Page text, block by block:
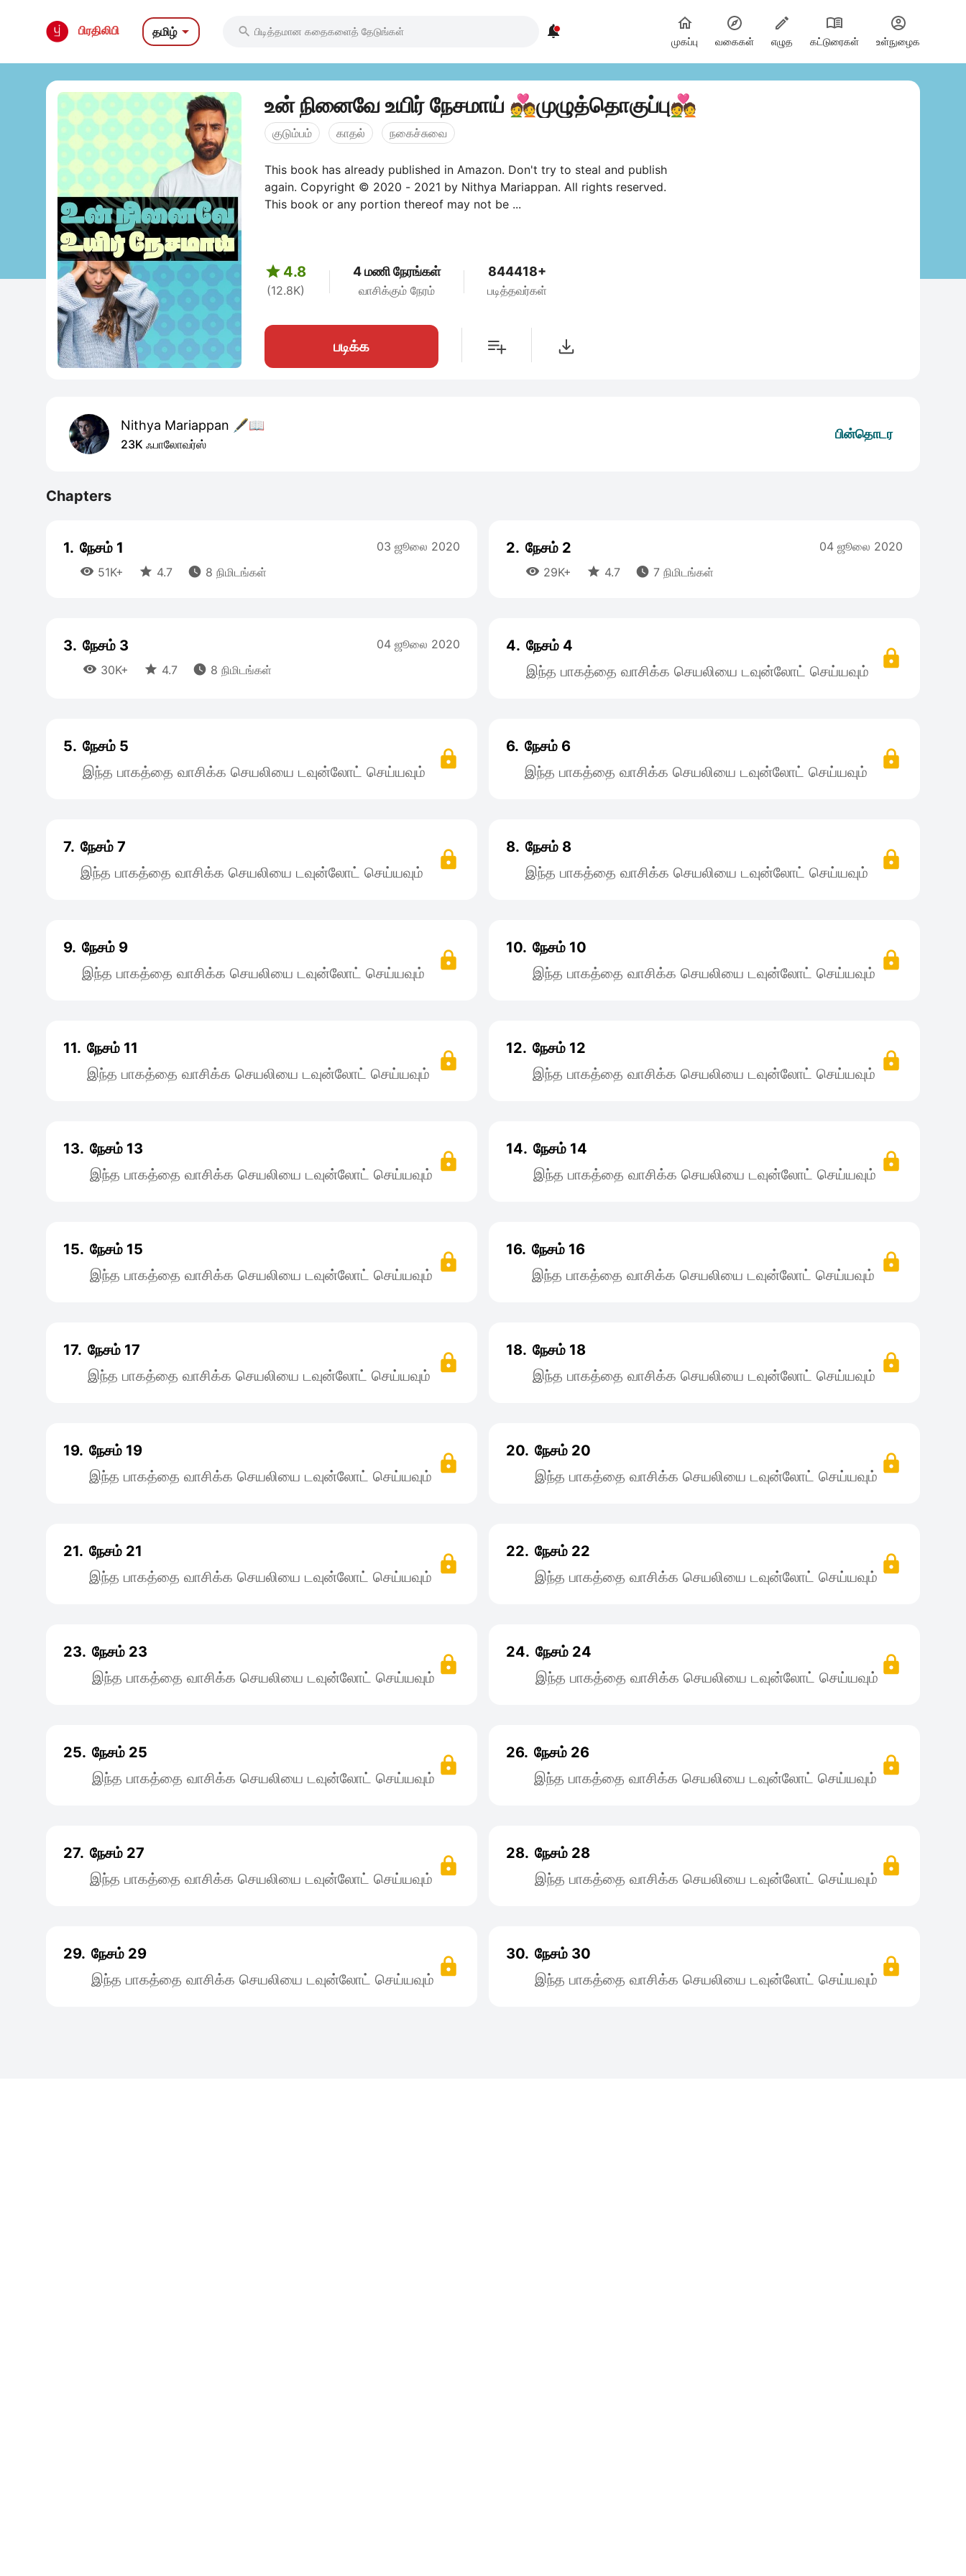
பிரதிலிபி தமிழ்  
முகப்பு வகைகள் எழுத கட்டுரைகள் உள்நுழைக
உன் நினைவே உயிர் நேசமாய் 💑முழுத்தொகுப்பு💑
குடும்பம் காதல் நகைச்சுவை
This book has already published in Amazon. Don't try to steal and publish
again. Copyright © 2020 - 2021 by Nithya Mariappan. All rights reserved.
This book or any portion thereof may not be ...
 4.8
(12.8K)
4 மணி நேரங்கள்
வாசிக்கும் நேரம்
844418+
படித்தவர்கள்
படிக்க
Nithya Mariappan 🖋️📖
23K ஃபாலோவர்ஸ்
பின்தொடர
Chapters
1. நேசம் 1
 51K+  4.7  8 நிமிடங்கள்
03 ஜூலை 2020 2. நேசம் 2
 29K+  4.7  7 நிமிடங்கள்
04 ஜூலை 2020
3. நேசம் 3
 30K+  4.7  8 நிமிடங்கள்
04 ஜூலை 2020 4. நேசம் 4
இந்த பாகத்தை வாசிக்க செயலியை டவுன்லோட் செய்யவும்
5. நேசம் 5
இந்த பாகத்தை வாசிக்க செயலியை டவுன்லோட் செய்யவும்
6. நேசம் 6
இந்த பாகத்தை வாசிக்க செயலியை டவுன்லோட் செய்யவும்
7. நேசம் 7
இந்த பாகத்தை வாசிக்க செயலியை டவுன்லோட் செய்யவும்
8. நேசம் 8
இந்த பாகத்தை வாசிக்க செயலியை டவுன்லோட் செய்யவும்
9. நேசம் 9
இந்த பாகத்தை வாசிக்க செயலியை டவுன்லோட் செய்யவும்
10. நேசம் 10
இந்த பாகத்தை வாசிக்க செயலியை டவுன்லோட் செய்யவும்
11. நேசம் 11
இந்த பாகத்தை வாசிக்க செயலியை டவுன்லோட் செய்யவும்
12. நேசம் 12
இந்த பாகத்தை வாசிக்க செயலியை டவுன்லோட் செய்யவும்
13. நேசம் 13
இந்த பாகத்தை வாசிக்க செயலியை டவுன்லோட் செய்யவும்
14. நேசம் 14
இந்த பாகத்தை வாசிக்க செயலியை டவுன்லோட் செய்யவும்
15. நேசம் 15
இந்த பாகத்தை வாசிக்க செயலியை டவுன்லோட் செய்யவும்
16. நேசம் 16
இந்த பாகத்தை வாசிக்க செயலியை டவுன்லோட் செய்யவும்
17. நேசம் 17
இந்த பாகத்தை வாசிக்க செயலியை டவுன்லோட் செய்யவும்
18. நேசம் 18
இந்த பாகத்தை வாசிக்க செயலியை டவுன்லோட் செய்யவும்
19. நேசம் 19
இந்த பாகத்தை வாசிக்க செயலியை டவுன்லோட் செய்யவும்
20. நேசம் 20
இந்த பாகத்தை வாசிக்க செயலியை டவுன்லோட் செய்யவும்
21. நேசம் 21
இந்த பாகத்தை வாசிக்க செயலியை டவுன்லோட் செய்யவும்
22. நேசம் 22
இந்த பாகத்தை வாசிக்க செயலியை டவுன்லோட் செய்யவும்
23. நேசம் 23
இந்த பாகத்தை வாசிக்க செயலியை டவுன்லோட் செய்யவும்
24. நேசம் 24
இந்த பாகத்தை வாசிக்க செயலியை டவுன்லோட் செய்யவும்
25. நேசம் 25
இந்த பாகத்தை வாசிக்க செயலியை டவுன்லோட் செய்யவும்
26. நேசம் 26
இந்த பாகத்தை வாசிக்க செயலியை டவுன்லோட் செய்யவும்
27. நேசம் 27
இந்த பாகத்தை வாசிக்க செயலியை டவுன்லோட் செய்யவும்
28. நேசம் 28
இந்த பாகத்தை வாசிக்க செயலியை டவுன்லோட் செய்யவும்
29. நேசம் 29
இந்த பாகத்தை வாசிக்க செயலியை டவுன்லோட் செய்யவும்
30. நேசம் 30
இந்த பாகத்தை வாசிக்க செயலியை டவுன்லோட் செய்யவும்